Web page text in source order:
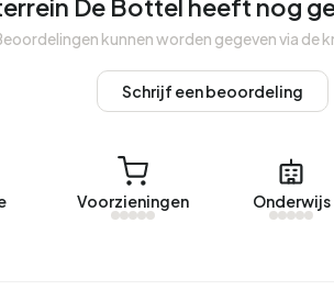
geregistreerd energielabel. De meest
het landelijke gemiddelde van 2.810
landelijke gemiddelde van 1.280 m³.
De Bottel heeft nog
kunnen worden gegeven via de
Schrijf een beoordeling
Voorzieningen Onderwijs